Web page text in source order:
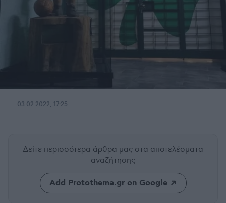
03.02.2022, 17:25
Δείτε περισσότερα άρθρα μας στα αποτελέσματα
αναζήτησης
Add Protothema.gr on Google